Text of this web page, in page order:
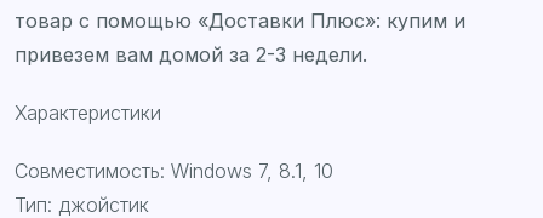
товар с помощью «Доставки Плюс»: купим и
привезем вам домой за 2-3 недели.
Характеристики
Совместимость: Windows 7, 8.1, 10
Тип: джойстик